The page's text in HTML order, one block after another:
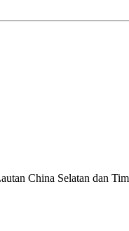
China Selatan dan